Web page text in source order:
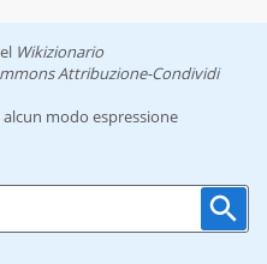
Wikizionario
Attribuzione-Condividi
modo espressione